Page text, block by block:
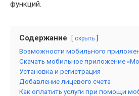
функций.
Содержание скрыть
Возможности мобильного
Скачать мобильное приложение
Установка и регистрация
Добавление лицевого счета
Как оплатить услуги при помощи